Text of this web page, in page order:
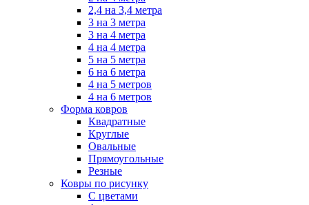
2,4 на 3,4 метра
3 на 3 метра
3 на 4 метра
4 на 4 метра
5 на 5 метра
6 на 6 метра
4 на 5 метров
4 на 6 метров
Форма ковров
Квадратные
Круглые
Овальные
Прямоугольные
Резные
Ковры по рисунку
C цветами